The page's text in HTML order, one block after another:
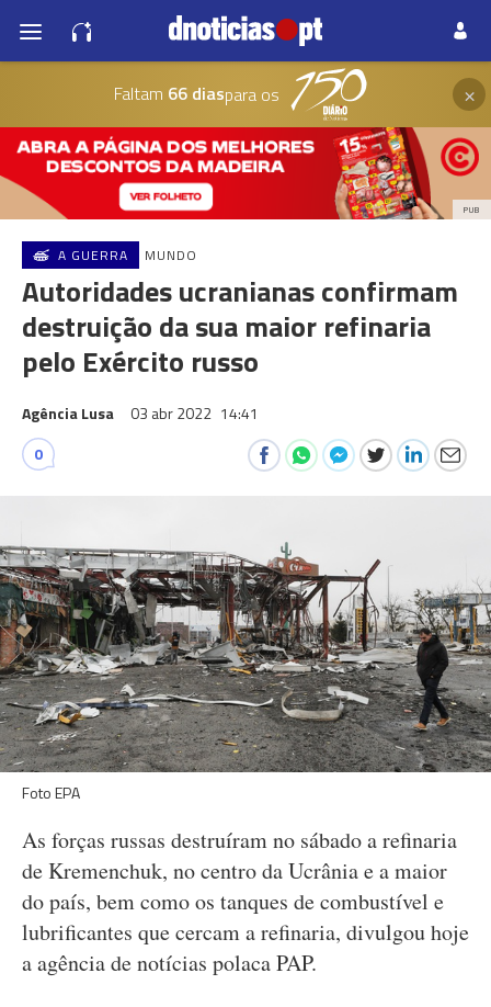
Faltam 66 diaspara os ×
PUB
A GUERRA MUNDO
Autoridades ucranianas confirmam
destruição da sua maior refinaria
pelo Exército russo
Agência Lusa 03 abr 2022 14:41
0
Foto EPA
As forças russas destruíram no sábado a refinaria
de Kremenchuk, no centro da Ucrânia e a maior
do país, bem como os tanques de combustível e
lubrificantes que cercam a refinaria, divulgou hoje
a agência de notícias polaca PAP.